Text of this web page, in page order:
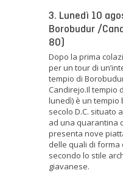
3. Lunedì 10
Borobudur /
80)
Dopo la prima
per un tour di
tempio di
Candirejo.Il tempio
lunedì) è un tempio
secolo D.C. situato
ad una quarantina
presenta nove
delle quali di forma
secondo lo stile
giavanese.